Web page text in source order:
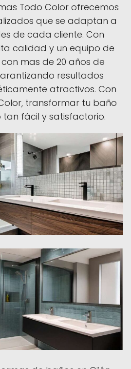
Todo Color ofrecemos
que se adaptan a
de cada cliente. Con
calidad y un equipo de
mas de 20 años de
resultados
atractivos. Con
transformar tu baño
tan fácil y satisfactorio.